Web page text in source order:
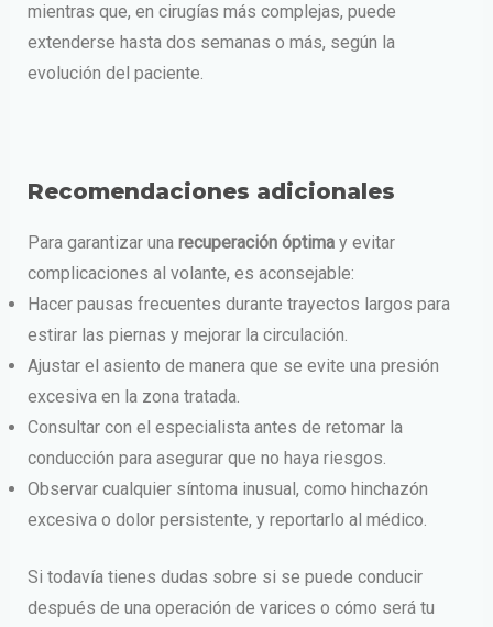
mientras que, en cirugías más complejas, puede
extenderse hasta dos semanas o más, según la
evolución del paciente.
Recomendaciones adicionales
Para garantizar una recuperación óptimay evitar
complicaciones al volante, es aconsejable:
Hacer pausas frecuentes durante trayectos largos para
estirar las piernas y mejorar la circulación.
Ajustar el asiento de manera que se evite una presión
excesiva en la zona tratada.
Consultar con el especialista antes de retomar la
conducción para asegurar que no haya riesgos.
Observar cualquier síntoma inusual, como hinchazón
excesiva o dolor persistente, y reportarlo al médico.
Si todavía tienes dudas sobre si se puede conducir
después de una operación de varices o cómo será tu